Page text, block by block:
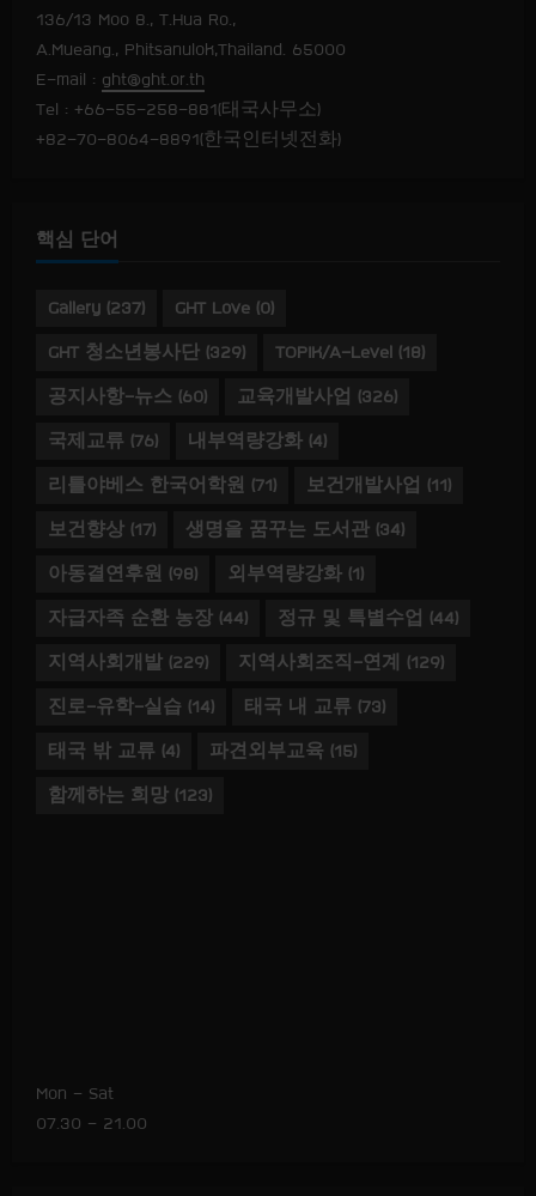
136/13 Moo 8., T.Hua Ro.,
A.Mueang., Phitsanulok,Thailand. 65000
E-mail : ght@ght.or.th
Tel : +66-55-258-881(태국사무소)
+82-70-8064-8891(한국인터넷전화)
핵심 단어
Gallery (237) GHT Love (0)
GHT 청소년봉사단 (329) TOPIK/A-Level (18)
공지사항-뉴스 (60) 교육개발사업 (326)
국제교류 (76) 내부역량강화 (4)
리틀야베스 한국어학원 (71) 보건개발사업 (11)
보건향상 (17) 생명을 꿈꾸는 도서관 (34)
아동결연후원 (98) 외부역량강화 (1)
자급자족 순환 농장 (44) 정규 및 특별수업 (44)
지역사회개발 (229) 지역사회조직-연계 (129)
진로-유학-실습 (14) 태국 내 교류 (73)
태국 밖 교류 (4) 파견외부교육 (15)
함께하는 희망 (123)
Mon – Sat
07.30 – 21.00